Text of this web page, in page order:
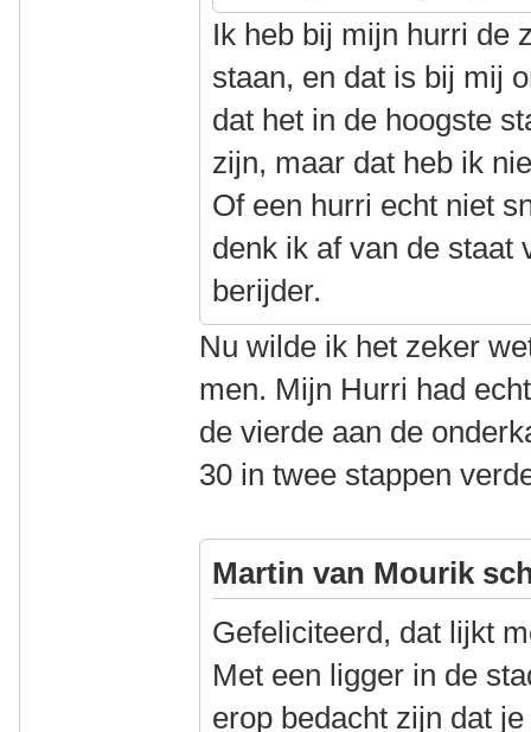
Ik heb bij mijn hurri de
staan, en dat is bij mij
dat het in de hoogste
zijn, maar dat heb ik
Of een hurri echt niet
denk ik af van de staat
berijder.
Nu wilde ik het zeker
men. Mijn Hurri had
de vierde aan de
30 in twee stappen
Martin van Mourik
Gefeliciteerd, dat lijkt
Met een ligger in de
erop bedacht zijn dat